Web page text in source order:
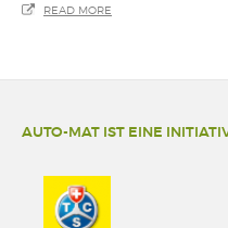
READ MORE
AUTO-MAT IST EINE